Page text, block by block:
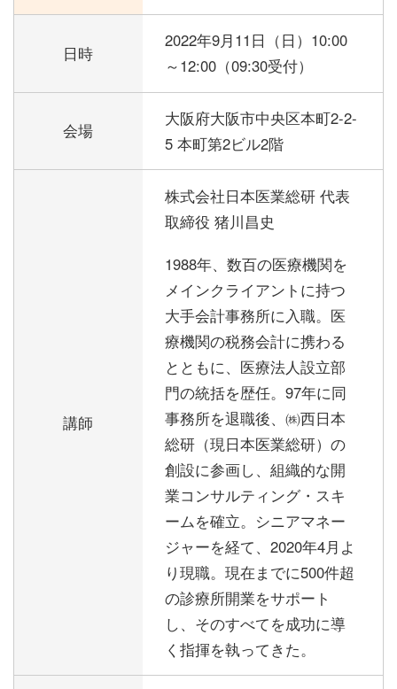
日時
2022年9月11日（日） 10:00
～12:00（09:30受付）
会場
大阪府大阪市中央区本町2-2-
5 本町第2ビル2階
講師
株式会社日本医業総研 代表
取締役 猪川昌史
1988年、数百の医療機関を
メインクライアントに持つ
大手会計事務所に入職。医
療機関の税務会計に携わる
とともに、医療法人設立部
門の統括を歴任。97年に同
事務所を退職後、㈱西日本
総研（現日本医業総研）の
創設に参画し、組織的な開
業コンサルティング・スキ
ームを確立。シニアマネー
ジャーを経て、2020年4月よ
り現職。現在までに500件超
の診療所開業をサポート
し、そのすべてを成功に導
く指揮を執ってきた。